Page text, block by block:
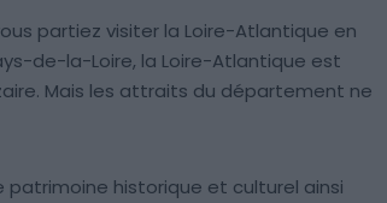
partiez visiter la Loire-Atlantique en
de-la-Loire, la Loire-Atlantique est
Mais les attraits du département ne
historique et culturel ainsi